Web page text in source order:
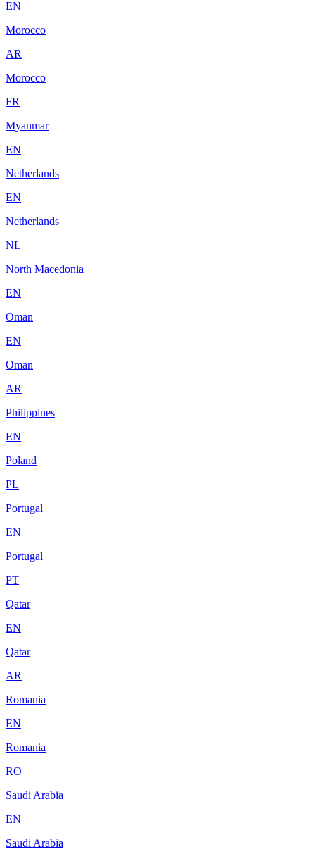
EN
Morocco
AR
Morocco
FR
Myanmar
EN
Netherlands
EN
Netherlands
NL
North Macedonia
EN
Oman
EN
Oman
AR
Philippines
EN
Poland
PL
Portugal
EN
Portugal
PT
Qatar
EN
Qatar
AR
Romania
EN
Romania
RO
Saudi Arabia
EN
Saudi Arabia